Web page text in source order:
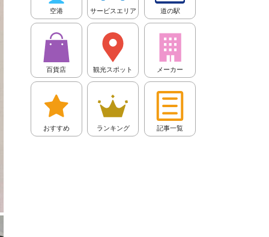
空港 サービスエリア 道の駅
百貨店 観光スポット メーカー
おすすめ ランキング 記事一覧